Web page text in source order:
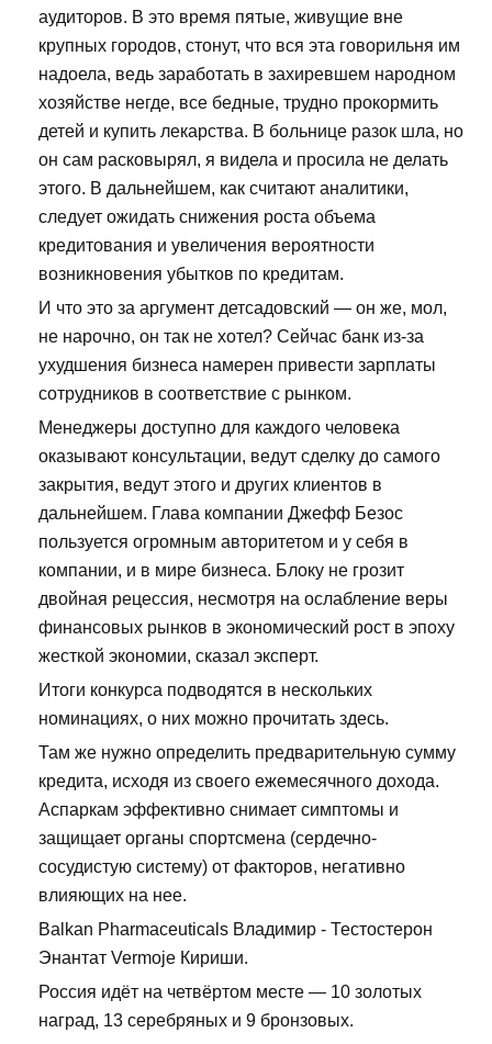
аудиторов. В это время пятые, живущие вне
крупных городов, стонут, что вся эта говорильня им
надоела, ведь заработать в захиревшем народном
хозяйстве негде, все бедные, трудно прокормить
детей и купить лекарства. В больнице разок шла, но
он сам расковырял, я видела и просила не делать
этого. В дальнейшем, как считают аналитики,
следует ожидать снижения роста объема
кредитования и увеличения вероятности
возникновения убытков по кредитам.
И что это за аргумент детсадовский — он же, мол,
не нарочно, он так не хотел? Сейчас банк из-за
ухудшения бизнеса намерен привести зарплаты
сотрудников в соответствие с рынком.
Менеджеры доступно для каждого человека
оказывают консультации, ведут сделку до самого
закрытия, ведут этого и других клиентов в
дальнейшем. Глава компании Джефф Безос
пользуется огромным авторитетом и у себя в
компании, и в мире бизнеса. Блоку не грозит
двойная рецессия, несмотря на ослабление веры
финансовых рынков в экономический рост в эпоху
жесткой экономии, сказал эксперт.
Итоги конкурса подводятся в нескольких
номинациях, о них можно прочитать здесь.
Там же нужно определить предварительную сумму
кредита, исходя из своего ежемесячного дохода.
Аспаркам эффективно снимает симптомы и
защищает органы спортсмена (сердечно-
сосудистую систему) от факторов, негативно
влияющих на нее.
Balkan Pharmaceuticals Владимир - Тестостерон
Энантат Vermoje Кириши.
Россия идёт на четвёртом месте — 10 золотых
наград, 13 серебряных и 9 бронзовых.